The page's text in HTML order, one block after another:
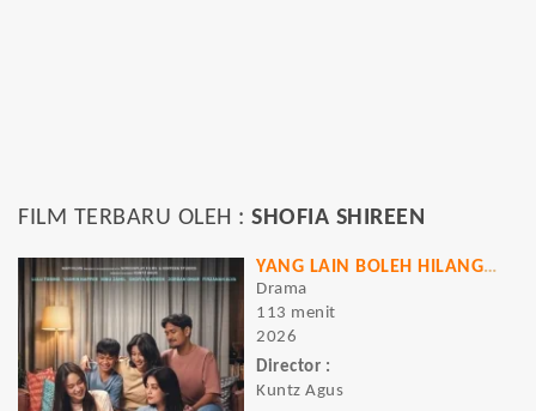
FILM TERBARU OLEH : SHOFIA SHIREEN
YANG LAIN BOLEH HILANG ASAL KAU JANGAN
Drama
113 menit
2026
Director :
Kuntz Agus